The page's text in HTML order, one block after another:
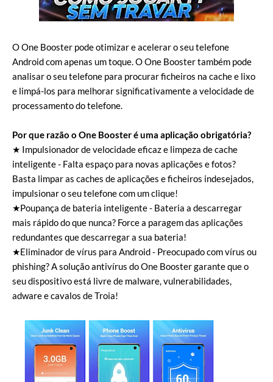
O One Booster pode otimizar e acelerar o seu telefone
Android com apenas um toque. O One Booster também pode
analisar o seu telefone para procurar ficheiros na cache e lixo
e limpá-los para melhorar significativamente a velocidade de
processamento do telefone.
Por que razão o One Booster é uma aplicação obrigatória?
★ Impulsionador de velocidade eficaz e limpeza de cache
inteligente - Falta espaço para novas aplicações e fotos?
Basta limpar as caches de aplicações e ficheiros indesejados,
impulsionar o seu telefone com um clique!
★Poupança de bateria inteligente - Bateria a descarregar
mais rápido do que nunca? Force a paragem das aplicações
redundantes que descarregar a sua bateria!
★Eliminador de vírus para Android - Preocupado com vírus ou
phishing? A solução antivírus do One Booster garante que o
seu dispositivo está livre de malware, vulnerabilidades,
adware e cavalos de Troia!